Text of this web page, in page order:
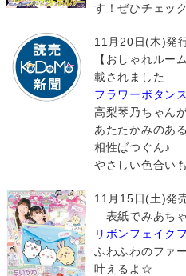
す！ぜひチェッ
11月20日(木)発
【おしゃれルー
載されました
フラワーボタン
高梨琴乃ちゃん
あたたかみのあ
相性ばつぐん♪
やさしい色合い
11月15日(土)発
表紙でみあち
リボンフェイク
ふわふわのファ
叶えるよ☆